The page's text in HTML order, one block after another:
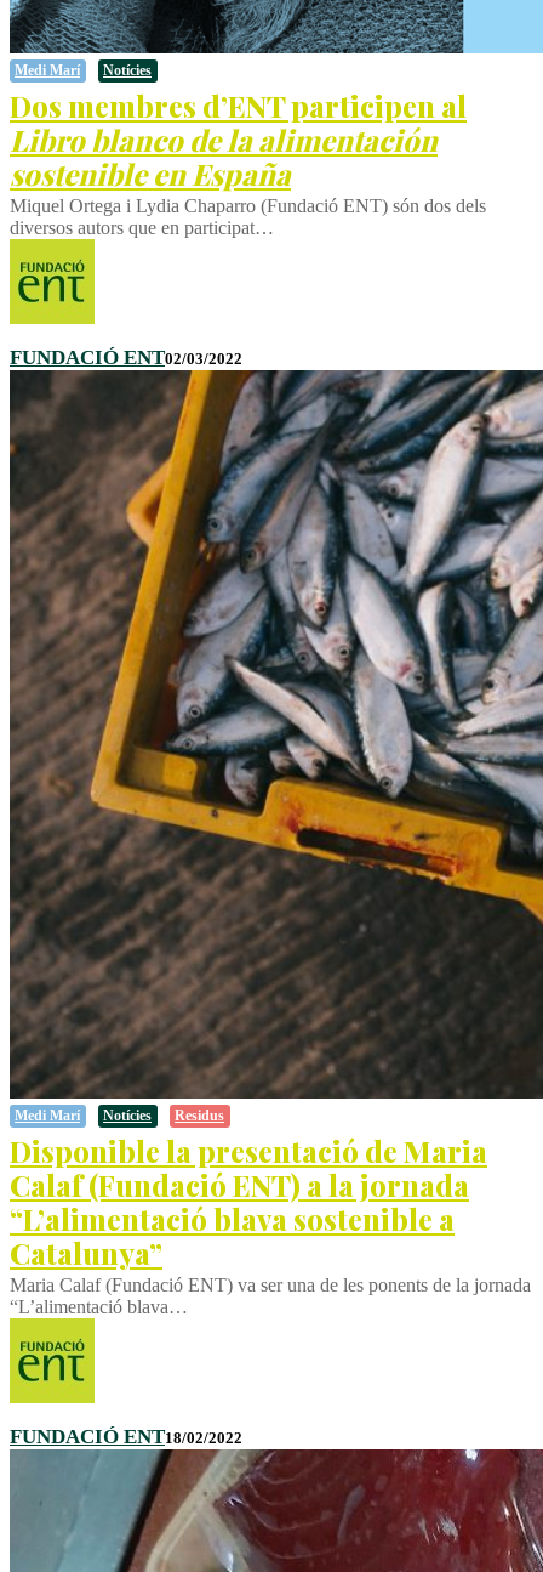
Medi Marí Notícies
Dos membres d’ENT participen al
Libro blanco de la alimentación
sostenible en España
Miquel Ortega i Lydia Chaparro (Fundació ENT) són dos dels
diversos autors que en participat…
FUNDACIÓ ENT02/03/2022
Medi Marí Notícies Residus
Disponible la presentació de Maria
Calaf (Fundació ENT) a la jornada
“L’alimentació blava sostenible a
Catalunya”
Maria Calaf (Fundació ENT) va ser una de les ponents de la jornada
“L’alimentació blava…
FUNDACIÓ ENT18/02/2022